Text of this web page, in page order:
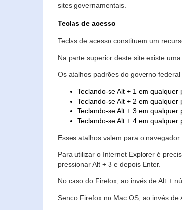
sites governamentais.
Teclas de acesso
Teclas de acesso constituem um
Na parte superior deste site existe
Os atalhos padrões do governo federal
Teclando-se Alt + 1 em
Teclando-se Alt + 2 em
Teclando-se Alt + 3 em
Teclando-se Alt + 4 em
Esses atalhos valem para o
Para utilizar o Internet Explorer é
pressionar Alt + 3 e depois Enter.
No caso do Firefox, ao invés de Alt +
Sendo Firefox no Mac OS, ao invés de